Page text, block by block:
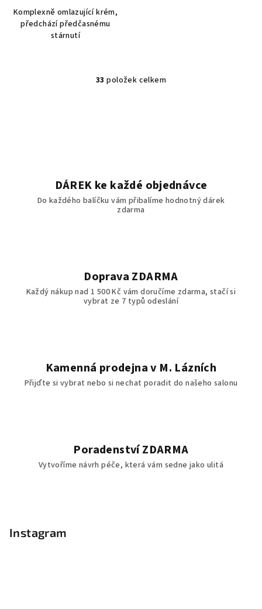
Komplexně omlazující krém,
předchází předčasnému
stárnutí
O
í
p
r
ý
p
i
33 položek celkem
DÁREK ke každé objednávce
Do každého balíčku vám přibalíme hodnotný dárek
zdarma
Doprava ZDARMA
Každý nákup nad 1 500 Kč vám doručíme zdarma, stačí si
vybrat ze 7 typů odeslání
Kamenná prodejna v M. Lázních
Přijďte si vybrat nebo si nechat poradit do našeho salonu
Poradenství ZDARMA
Vytvoříme návrh péče, která vám sedne jako ulitá
Instagram